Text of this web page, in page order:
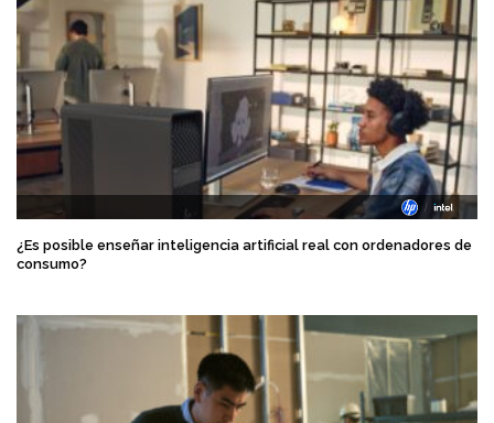
¿Es posible enseñar inteligencia artificial real con ordenadores de
consumo?